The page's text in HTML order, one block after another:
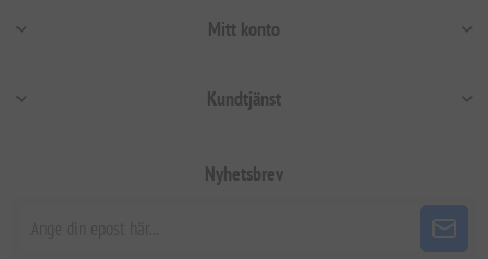
Mitt konto
Kundtjänst
Nyhetsbrev